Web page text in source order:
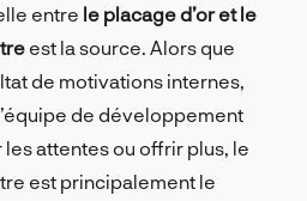
entre le placage d’or et le
est la source. Alors que
de motivations internes,
de développement
attentes ou offrir plus, le
est principalement le